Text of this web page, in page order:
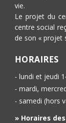
vie.
Le projet du
centre social
de son « projet
HORAIRES
- lundi et jeudi
- mardi,
- samedi (hors
» Horaires